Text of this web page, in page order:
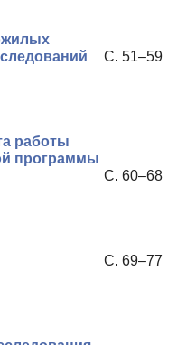
С. 51–59
работы
программы
С. 60–68
С. 69–77